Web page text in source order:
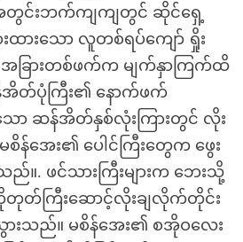
းဘက်ကျကျတွင် ဆိုင်ရှေ့
ထားသော လူတစ်ရပ်ကျော် ရှိုး
ခြားတစ်ဖက်က မျက်နှာကြက်ထိ
အိတ်ပုံကြီး၏ နောက်ဖက်
သော ဆန်အိတ်နှစ်လုံးကြားတွင် လိုး
စိန်အေး၏ ပေါင်ကြီးတွေက ဖွေး
ည်။. ဖင်သားကြီးများက ဘေးသို့
တ်ကြီးဆောင့်လိုးချလိုက်တိုင်း
သွားသည်။ မစိန်အေး၏ စအိုဝလေး